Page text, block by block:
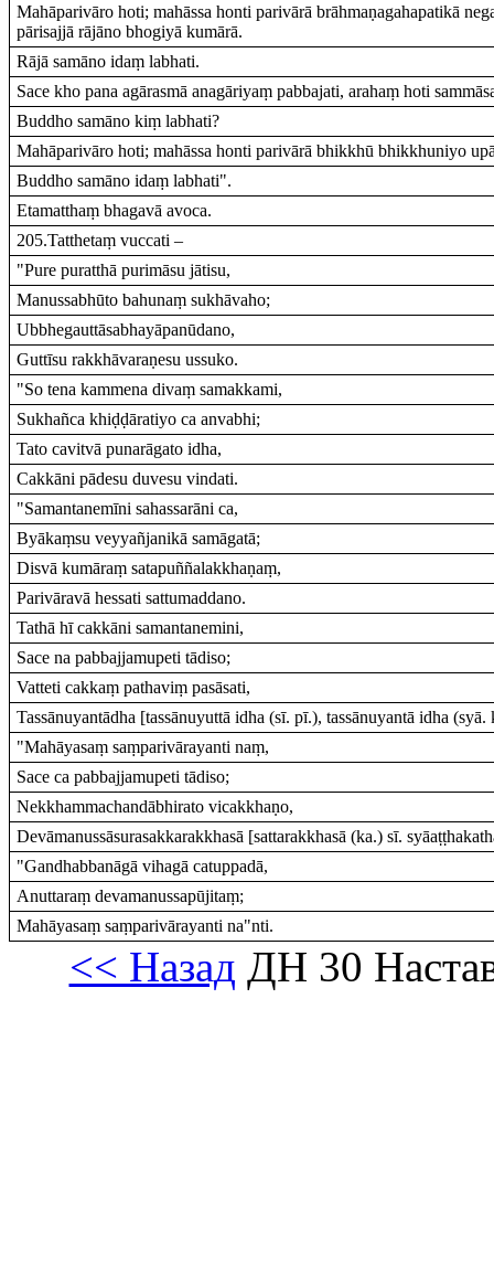
Mahāparivāro hoti; mahāssa honti parivārā brāhmaṇagahapatikā
pārisajjā rājāno bhogiyā kumārā.
Rājā samāno idaṃ labhati.
Sace kho pana agārasmā anagāriyaṃ pabbajati, arahaṃ hoti
Buddho samāno kiṃ labhati?
Mahāparivāro hoti; mahāssa honti parivārā bhikkhū bhikkhuniyo
Buddho samāno idaṃ labhati".
Etamatthaṃ bhagavā avoca.
205.Tatthetaṃ vuccati –
"Pure puratthā purimāsu jātisu,
Manussabhūto bahunaṃ sukhāvaho;
Ubbhegauttāsabhayāpanūdano,
Guttīsu rakkhāvaraṇesu ussuko.
"So tena kammena divaṃ samakkami,
Sukhañca khiḍḍāratiyo ca anvabhi;
Tato cavitvā punarāgato idha,
Cakkāni pādesu duvesu vindati.
"Samantanemīni sahassarāni ca,
Byākaṃsu veyyañjanikā samāgatā;
Disvā kumāraṃ satapuññalakkhaṇaṃ,
Parivāravā hessati sattumaddano.
Tathā hī cakkāni samantanemini,
Sace na pabbajjamupeti tādiso;
Vatteti cakkaṃ pathaviṃ pasāsati,
Tassānuyantādha [tassānuyuttā idha (sī. pī.), tassānuyantā idha
"Mahāyasaṃ saṃparivārayanti naṃ,
Sace ca pabbajjamupeti tādiso;
Nekkhammachandābhirato vicakkhaṇo,
Devāmanussāsurasakkarakkhasā [sattarakkhasā (ka.) sī.
"Gandhabbanāgā vihagā catuppadā,
Anuttaraṃ devamanussapūjitaṃ;
Mahāyasaṃ saṃparivārayanti na"nti.
<< Назад ДН 30